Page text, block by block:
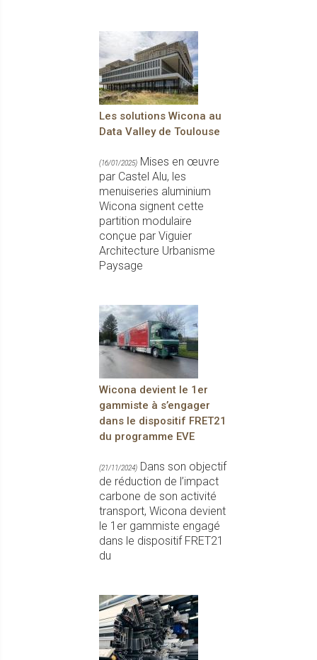
Les solutions Wicona au
Data Valley de Toulouse
(16/01/2025) Mises en œuvre
par Castel Alu, les
menuiseries aluminium
Wicona signent cette
partition modulaire
conçue par Viguier
Architecture Urbanisme
Paysage
Wicona devient le 1er
gammiste à s’engager
dans le dispositif FRET21
du programme EVE
(21/11/2024) Dans son objectif
de réduction de l’impact
carbone de son activité
transport, Wicona devient
le 1er gammiste engagé
dans le dispositif FRET21
du